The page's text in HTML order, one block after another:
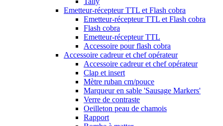
Emetteur-récepteur TTL et Flash cobra
Emetteur-récepteur TTL et Flash cobra
Flash cobra
Emetteur-récepteur TTL
Accessoire pour flash cobra
Accessoire cadreur et chef opérateur
Accessoire cadreur et chef opérateur
Clap et insert
Mètre ruban cm/pouce
Marqueur en sable 'Sausage Markers'
Verre de contraste
Oeilleton peau de chamois
Rapport